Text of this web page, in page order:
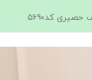
حصیری کد۵۶۹۰